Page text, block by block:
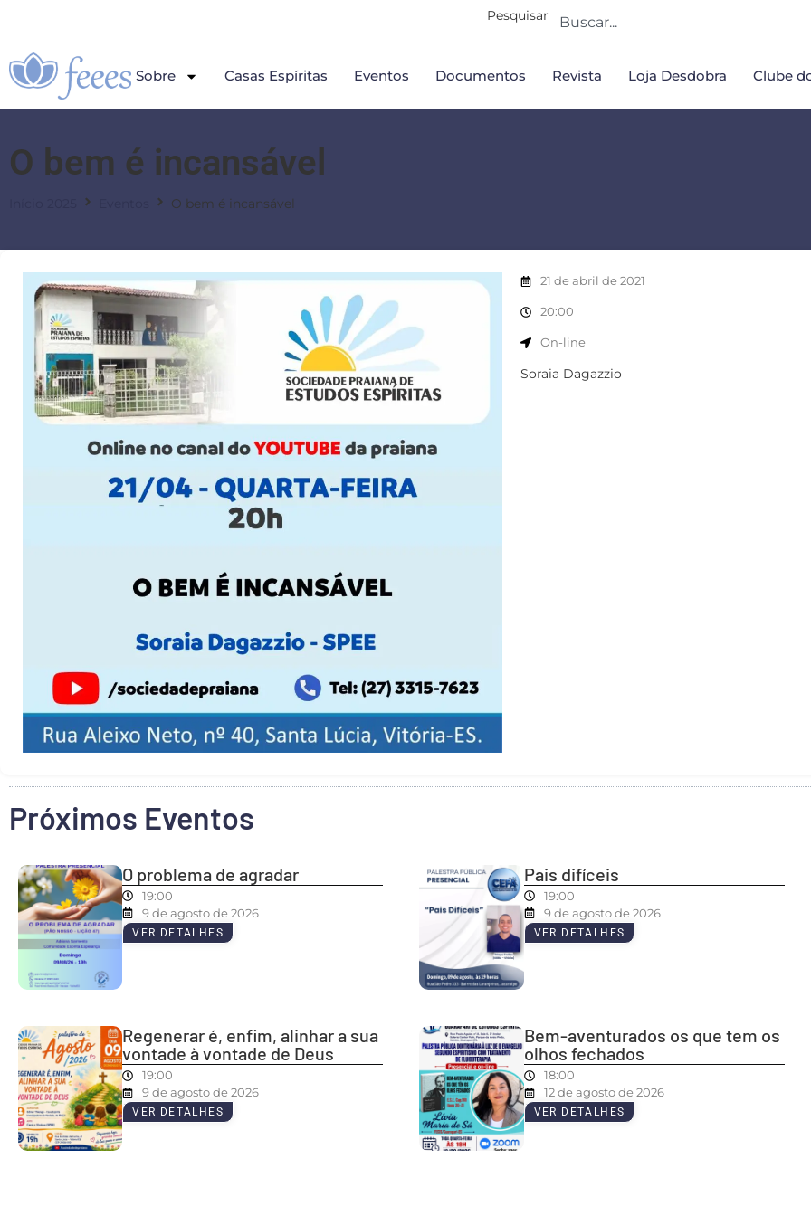
Pesquisar
Sobre Casas Espíritas Eventos Documentos Revista Loja Desdobra Clube
O bem é incansável
O bem é incansável
21 de abril de 2021
20:00
On-line
Soraia Dagazzio
Próximos Eventos
O problema de agradar
19:00
9 de agosto de 2026
VER DETALHES
Pais difíceis
19:00
9 de agosto de 2026
VER DETALHES
Regenerar é, enfim, alinhar a sua
vontade à vontade de Deus
19:00
9 de agosto de 2026
VER DETALHES
Bem-aventurados os que tem os
olhos fechados
18:00
12 de agosto de 2026
VER DETALHES